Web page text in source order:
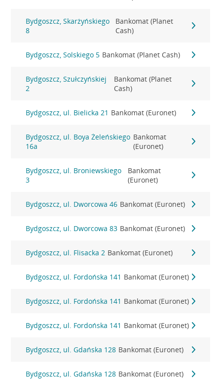
Bydgoszcz, Skarżyńskiego
8
Bankomat (Planet
Cash)
Bydgoszcz, Solskiego 5 Bankomat (Planet Cash)
Bydgoszcz, Szułczyńskiej
2
Bankomat (Planet
Cash)
Bydgoszcz, ul. Bielicka 21 Bankomat (Euronet)
Bydgoszcz, ul. Boya Żeleńskiego
16a
Bankomat
(Euronet)
Bydgoszcz, ul. Broniewskiego
3
Bankomat
(Euronet)
Bydgoszcz, ul. Dworcowa 46 Bankomat (Euronet)
Bydgoszcz, ul. Dworcowa 83 Bankomat (Euronet)
Bydgoszcz, ul. Flisacka 2 Bankomat (Euronet)
Bydgoszcz, ul. Fordońska 141 Bankomat (Euronet)
Bydgoszcz, ul. Fordońska 141 Bankomat (Euronet)
Bydgoszcz, ul. Fordońska 141 Bankomat (Euronet)
Bydgoszcz, ul. Gdańska 128 Bankomat (Euronet)
Bydgoszcz, ul. Gdańska 128 Bankomat (Euronet)